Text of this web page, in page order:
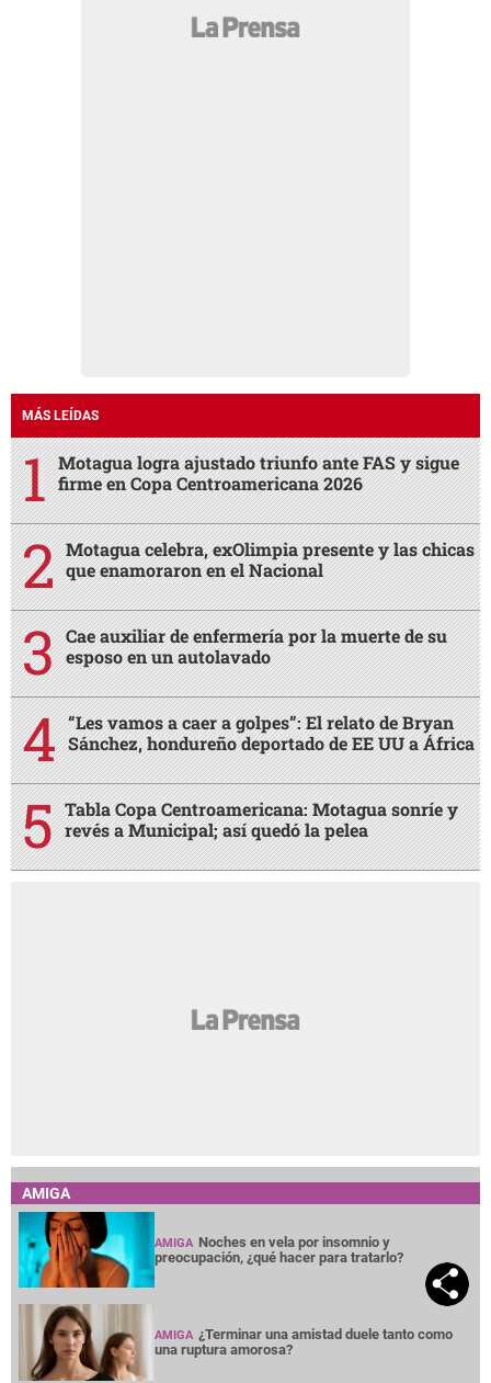
MÁS LEÍDAS
Motagua logra ajustado triunfo ante FAS y sigue
firme en Copa Centroamericana 2026
Motagua celebra, exOlimpia presente y las chicas
que enamoraron en el Nacional
Cae auxiliar de enfermería por la muerte de su
esposo en un autolavado
“Les vamos a caer a golpes”: El relato de Bryan
Sánchez, hondureño deportado de EE UU a África
Tabla Copa Centroamericana: Motagua sonríe y
revés a Municipal; así quedó la pelea
AMIGA
AMIGA Noches en vela por insomnio y
preocupación, ¿qué hacer para tratarlo?
AMIGA ¿Terminar una amistad duele tanto como
una ruptura amorosa?